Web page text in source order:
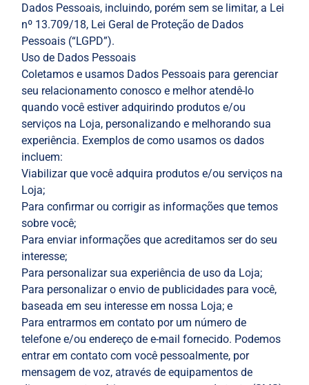
Dados Pessoais, incluindo, porém sem se limitar, a Lei
nº 13.709/18, Lei Geral de Proteção de Dados
Pessoais (“LGPD”).
Uso de Dados Pessoais
Coletamos e usamos Dados Pessoais para gerenciar
seu relacionamento conosco e melhor atendê-lo
quando você estiver adquirindo produtos e/ou
serviços na Loja, personalizando e melhorando sua
experiência. Exemplos de como usamos os dados
incluem:
Viabilizar que você adquira produtos e/ou serviços na
Loja;
Para confirmar ou corrigir as informações que temos
sobre você;
Para enviar informações que acreditamos ser do seu
interesse;
Para personalizar sua experiência de uso da Loja;
Para personalizar o envio de publicidades para você,
baseada em seu interesse em nossa Loja; e
Para entrarmos em contato por um número de
telefone e/ou endereço de e-mail fornecido. Podemos
entrar em contato com você pessoalmente, por
mensagem de voz, através de equipamentos de